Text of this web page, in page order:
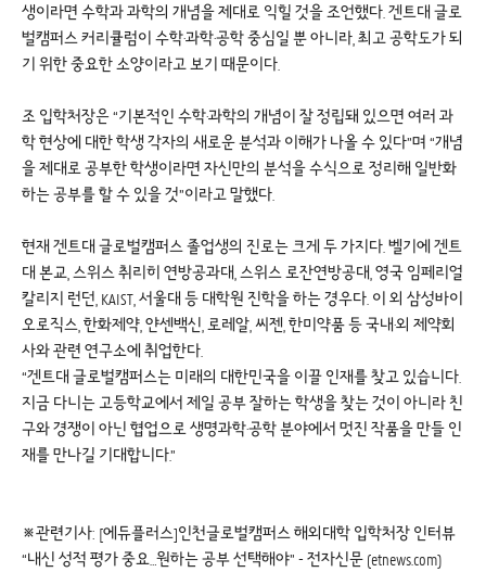
생이라면 수학과 과학의 개념을 제대로 익힐 것을 조언했다. 겐트대 글로
벌캠퍼스 커리큘럼이 수학·과학·공학 중심일 뿐 아니라, 최고 공학도가 되
기 위한 중요한 소양이라고 보기 때문이다.
조 입학처장은 “기본적인 수학·과학의 개념이 잘 정립돼 있으면 여러 과
학 현상에 대한 학생 각자의 새로운 분석과 이해가 나올 수 있다”며 “개념
을 제대로 공부한 학생이라면 자신만의 분석을 수식으로 정리해 일반화
하는 공부를 할 수 있을 것”이라고 말했다.
현재 겐트대 글로벌캠퍼스 졸업생의 진로는 크게 두 가지다. 벨기에 겐트
대 본교, 스위스 취리히 연방공과대, 스위스 로잔연방공대, 영국 임페리얼
칼리지 런던, KAIST, 서울대 등 대학원 진학을 하는 경우다. 이 외 삼성바이
오로직스, 한화제약, 얀센백신, 로레알, 씨젠, 한미약품 등 국내·외 제약회
사와 관련 연구소에 취업한다.
“겐트대 글로벌캠퍼스는 미래의 대한민국을 이끌 인재를 찾고 있습니다.
지금 다니는 고등학교에서 제일 공부 잘하는 학생을 찾는 것이 아니라 친
구와 경쟁이 아닌 협업으로 생명과학·공학 분야에서 멋진 작품을 만들 인
재를 만나길 기대합니다.”
※관련기사: [에듀플러스]인천글로벌캠퍼스 해외대학 입학처장 인터뷰
“내신 성적 평가 중요…원하는 공부 선택해야” - 전자신문 (etnews.com)